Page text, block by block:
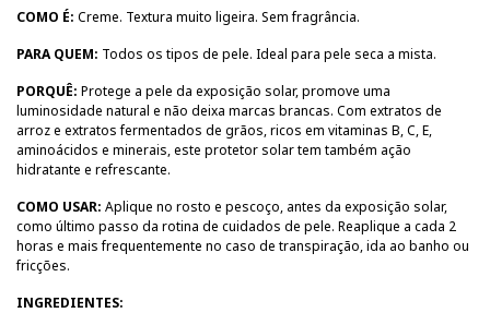
COMO É: Creme. Textura muito ligeira. Sem fragrância.
PARA QUEM: Todos os tipos de pele. Ideal para pele seca a mista.
PORQUÊ: Protege a pele da exposição solar, promove uma
luminosidade natural e não deixa marcas brancas. Com extratos de
arroz e extratos fermentados de grãos, ricos em vitaminas B, C, E,
aminoácidos e minerais, este protetor solar tem também ação
hidratante e refrescante.
COMO USAR: Aplique no rosto e pescoço, antes da exposição solar,
como último passo da rotina de cuidados de pele. Reaplique a cada 2
horas e mais frequentemente no caso de transpiração, ida ao banho ou
fricções.
INGREDIENTES: